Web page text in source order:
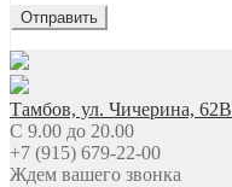
Тамбов, ул. Чичерина, 62В
C 9.00 до 20.00
+7 (915) 679-22-00
Ждем вашего звонка